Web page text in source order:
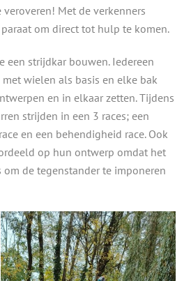
Met de verkenners
om direct tot hulp te komen.
een strijdkar bouwen. Iedereen
wielen als basis en elke bak
en in elkaar zetten. Tijdens
strijden in een 3 races; een
en een behendigheid race. Ook
op hun ontwerp omdat het
de tegenstander te imponeren